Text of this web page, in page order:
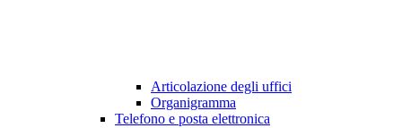
Articolazione degli uffici
Organigramma
Telefono e posta elettronica